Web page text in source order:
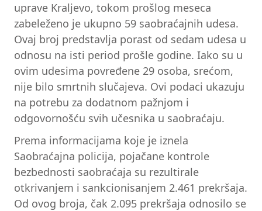
uprave Kraljevo, tokom prošlog meseca
zabeleženo je ukupno 59 saobraćajnih udesa.
Ovaj broj predstavlja porast od sedam udesa u
odnosu na isti period prošle godine. Iako su u
ovim udesima povređene 29 osoba, srećom,
nije bilo smrtnih slučajeva. Ovi podaci ukazuju
na potrebu za dodatnom pažnjom i
odgovornošću svih učesnika u saobraćaju.
Prema informacijama koje je iznela
Saobraćajna policija, pojačane kontrole
bezbednosti saobraćaja su rezultirale
otkrivanjem i sankcionisanjem 2.461 prekršaja.
Od ovog broja, čak 2.095 prekršaja odnosilo se